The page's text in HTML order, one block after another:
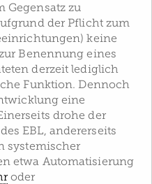
Gegensatz zu
der Pflicht zum
keine
Benennung eines
derzeit lediglich
Funktion. Dennoch
eine
drohe der
EBL, andererseits
systemischer
etwa Automatisierung
oder